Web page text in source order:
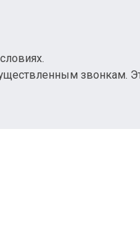
звонкам.